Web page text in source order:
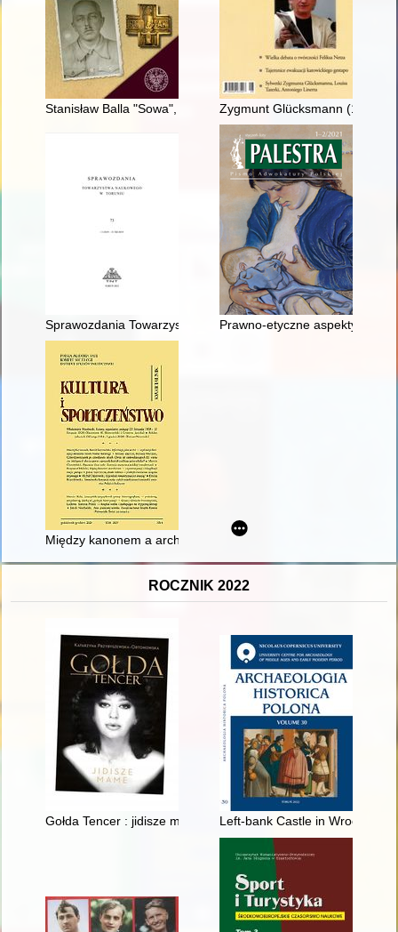
Stanisław Balla "Sowa", "Onkel", "Stary", "Sokół Leśny"
Zygmunt Glücksmann (1884-
Sprawozdania Towarzystwa Naukowego w Toruniu. Nr 73: 1 I
Prawno-etyczne aspekty
Między kanonem a archiwum : o systematyzacji i klasyfikacji
ROCZNIK 2022
Gołda Tencer : jidisze mame Left-bank Castle in Wrocław. P.